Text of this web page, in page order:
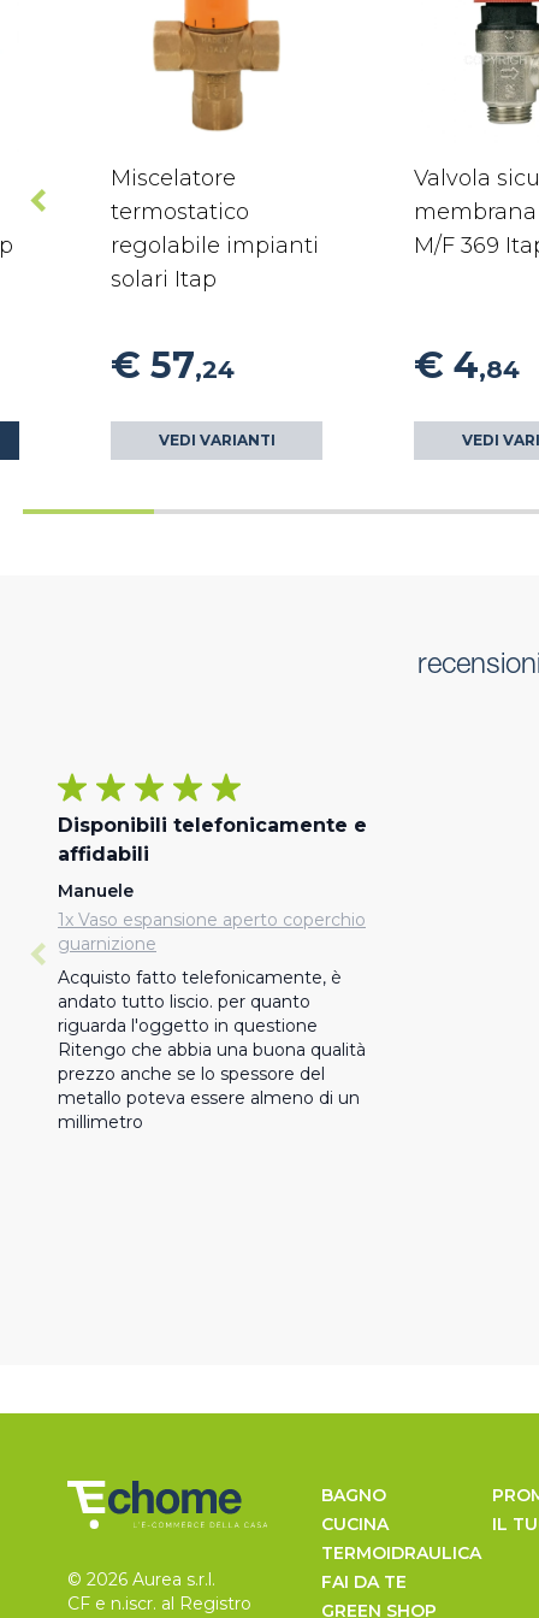
Miscelatore
termostatico
regolabile impianti
solari Itap
€ 57,24
VEDI VARIANTI
Valvola
M/F 369
€ 4,84
VEDI
recensioni
Disponibili telefonicamente e
affidabili
Manuele
1x Vaso espansione aperto coperchio
guarnizione
Acquisto fatto telefonicamente, è
andato tutto liscio. per quanto
riguarda l'oggetto in questione
Ritengo che abbia una buona qualità
prezzo anche se lo spessore del
metallo poteva essere almeno di un
millimetro
© 2026 Aurea s.r.l.
CF e n.iscr. al Registro
BAGNO
CUCINA
TERMOIDRAULICA
FAI DA TE
GREEN SHOP
IL